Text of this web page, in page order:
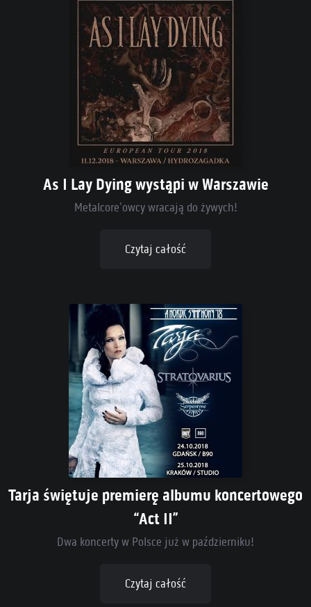
As I Lay Dying wystąpi w Warszawie
Metalcore'owcy wracają do żywych!
Czytaj całość
Tarja świętuje premierę albumu koncertowego
“Act II”
Dwa koncerty w Polsce już w październiku!
Czytaj całość